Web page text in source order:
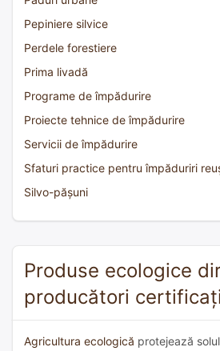
Pepiniere silvice
Perdele forestiere
Prima livadă
Programe de împădurire
Proiecte tehnice de împădurire
Servicii de împădurire
Sfaturi practice pentru împăduriri
Silvo-pășuni
Produse ecologice
producători
Agricultura ecologică protejează